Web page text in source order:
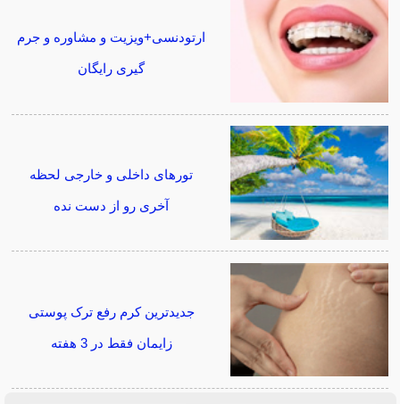
ارتودنسی+ویزیت و مشاوره و جرم
گیری رایگان
تورهای داخلی و خارجی لحظه
آخری رو از دست نده
جدیدترین کرم رفع ترک پوستی
زایمان فقط در 3 هفته